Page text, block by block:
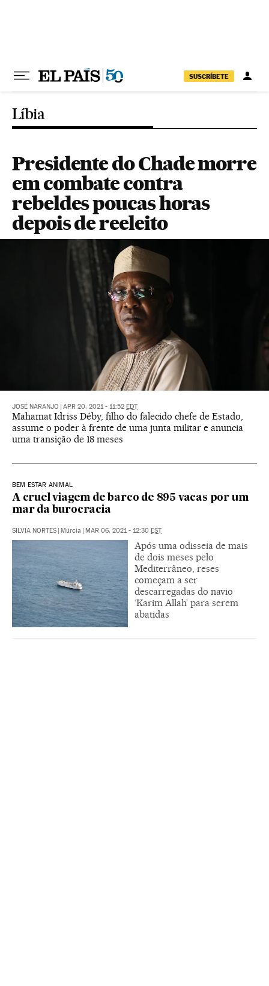
SUSCRÍBETE
Líbia
Presidente do Chade morre
em combate contra
rebeldes poucas horas
depois de reeleito
JOSÉ NARANJO APR 20, 2021 - 11:52 EDT
Mahamat Idriss Déby, filho do falecido chefe de Estado,
assume o poder à frente de uma junta militar e anuncia
uma transição de 18 meses
BEM ESTAR ANIMAL
A cruel viagem de barco de 895 vacas por um
mar da burocracia
SILVIA NORTES Múrcia MAR 06, 2021 - 12:30 EST
Após uma odisseia de mais
de dois meses pelo
Mediterrâneo, reses
começam a ser
descarregadas do navio
‘Karim Allah’ para serem
abatidas